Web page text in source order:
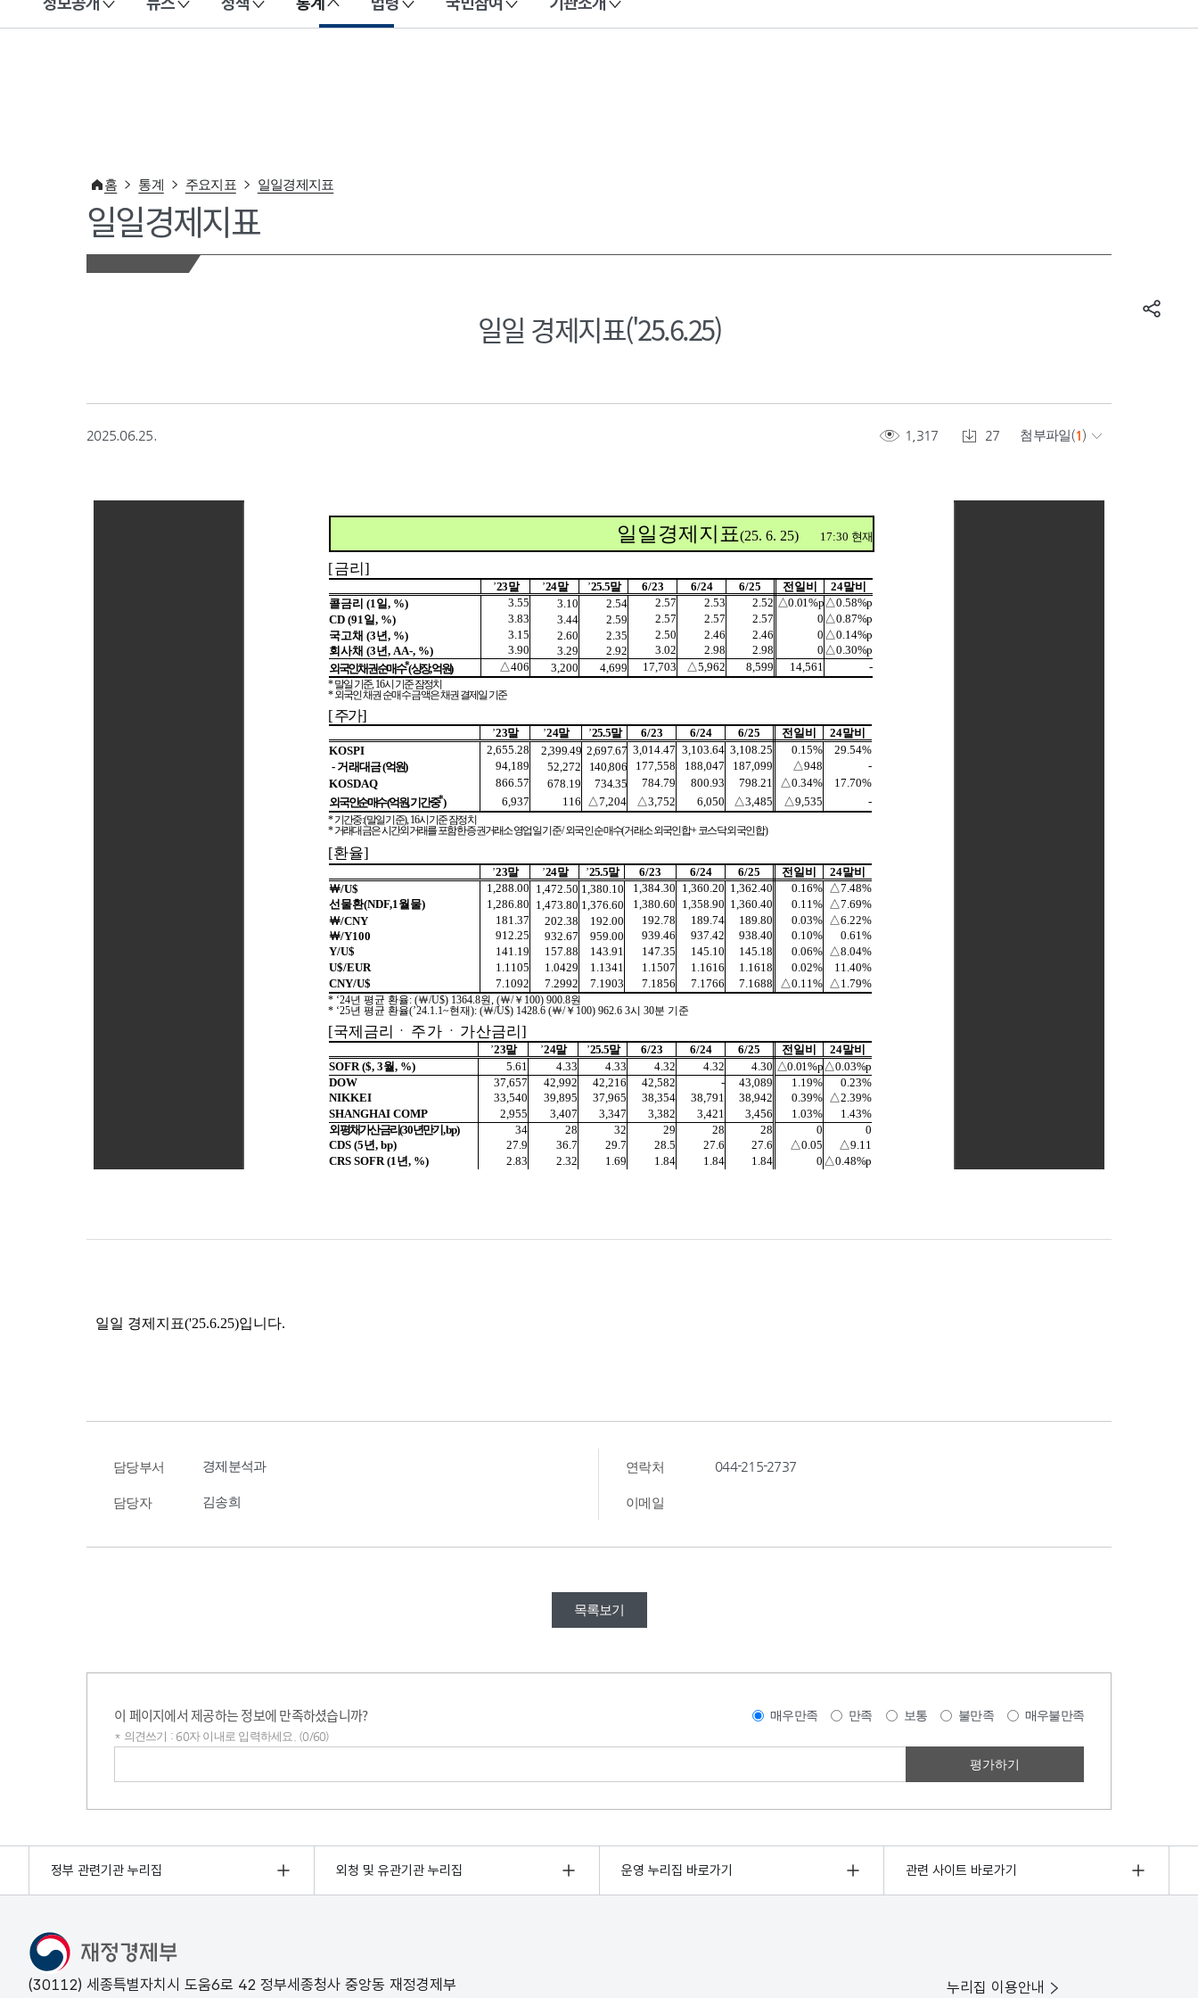
이 누리집은 대한민국 공식 전자정부 누리집입니다.
홈 통계 주요지표 일일경제지표
일일경제지표
일일 경제지표('25.6.25)
2025.06.25. 1,317 27 첨부파일(1)
담당부서 경제분석과 연락처 044-215-2737
담당자 김송희 이메일
목록보기
이 페이지에서 제공하는 정보에 만족하셨습니까? 매우만족 만족 보통 불만족 매우불만족
* 의견쓰기 : 60자 이내로 입력하세요. (0/60)
정부 관련기관 누리집 외청 및 유관기관 누리집 운영 누리집 바로가기 관련 사이트 바로가기
(30112) 세종특별자치시 도움6로 42 정부세종청사 중앙동 재정경제부 누리집 이용안내